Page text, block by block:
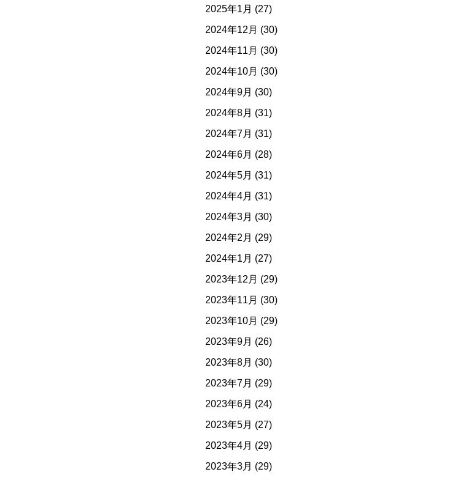
2025年1月 (27)
2024年12月 (30)
2024年11月 (30)
2024年10月 (30)
2024年9月 (30)
2024年8月 (31)
2024年7月 (31)
2024年6月 (28)
2024年5月 (31)
2024年4月 (31)
2024年3月 (30)
2024年2月 (29)
2024年1月 (27)
2023年12月 (29)
2023年11月 (30)
2023年10月 (29)
2023年9月 (26)
2023年8月 (30)
2023年7月 (29)
2023年6月 (24)
2023年5月 (27)
2023年4月 (29)
2023年3月 (29)